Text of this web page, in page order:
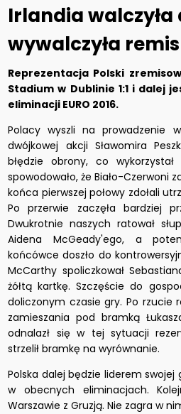
Irlandia walczyła
wywalczyła
Reprezentacja Polski
Stadium w Dublinie 1:1 i dalej
eliminacji EURO 2016.
Polacy wyszli na prowadzenie
dwójkowej akcji Sławomira
błędzie obrony, co
spowodowało, że Biało-Czerwoni
końca pierwszej połowy zdołali
Po przerwie zaczęła bardziej
Dwukrotnie naszych ratował
Aidena McGeady'ego, a
końcówce doszło do
McCarthy spoliczkował
żółtą kartkę. Szczęście do
doliczonym czasie gry. Po rzucie
zamieszania pod bramką
odnalazł się w tej sytuacji
strzelił bramkę na wyrównanie.
Polska dalej będzie liderem swojej
w obecnych eliminacjach.
Warszawie z Gruzją. Nie zagra w